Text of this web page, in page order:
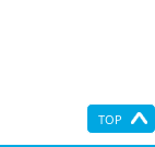
TOP